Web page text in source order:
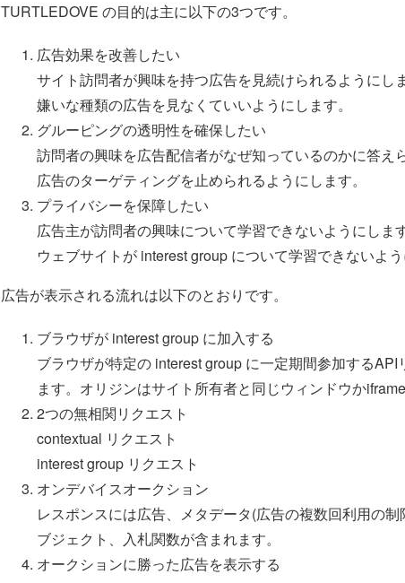
TURTLEDOVE の目的は主に以下の3つです。
広告効果を改善したい
サイト訪問者が興味を持つ広告を見続けられるようにしま
嫌いな種類の広告を見なくていいようにします。
グルーピングの透明性を確保したい
訪問者の興味を広告配信者がなぜ知っているのかに答え
広告のターゲティングを止められるようにします。
プライバシーを保障したい
広告主が訪問者の興味について学習できないようにします
ウェブサイトが interest group について学習できないよう
広告が表示される流れは以下のとおりです。
ブラウザが interest group に加入する
ブラウザが特定の interest group に一定期間参加する
ます。オリジンはサイト所有者と同じウィンドウか
2つの無相関リクエスト
contextual リクエスト
interest group リクエスト
オンデバイスオークション
レスポンスには広告、メタデータ(広告の複数回利用の
ブジェクト、入札関数が含まれます。
オークションに勝った広告を表示する